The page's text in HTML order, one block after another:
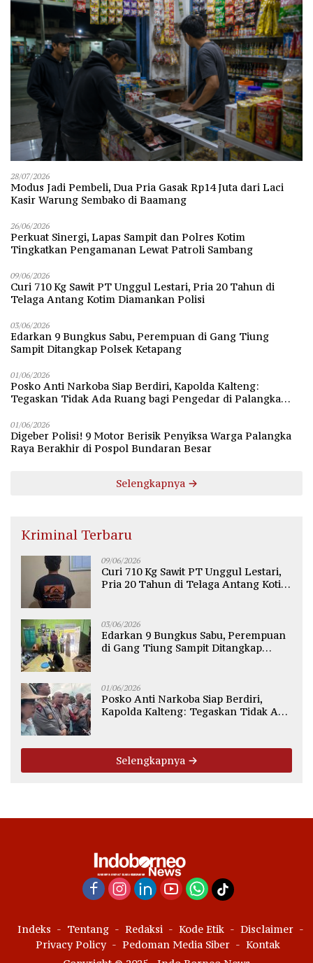
28/07/2026
Modus Jadi Pembeli, Dua Pria Gasak Rp14 Juta dari Laci
Kasir Warung Sembako di Baamang
26/06/2026
Perkuat Sinergi, Lapas Sampit dan Polres Kotim
Tingkatkan Pengamanan Lewat Patroli Sambang
09/06/2026
Curi 710 Kg Sawit PT Unggul Lestari, Pria 20 Tahun di
Telaga Antang Kotim Diamankan Polisi
03/06/2026
Edarkan 9 Bungkus Sabu, Perempuan di Gang Tiung
Sampit Ditangkap Polsek Ketapang
01/06/2026
Posko Anti Narkoba Siap Berdiri, Kapolda Kalteng:
Tegaskan Tidak Ada Ruang bagi Pengedar di Palangka
01/06/2026
Digeber Polisi! 9 Motor Berisik Penyiksa Warga Palangka
Raya Berakhir di Pospol Bundaran Besar
Selengkapnya
Kriminal Terbaru
09/06/2026
Curi 710 Kg Sawit PT Unggul Lestari,
Pria 20 Tahun di Telaga Antang Kotim
03/06/2026
Edarkan 9 Bungkus Sabu, Perempuan
di Gang Tiung Sampit Ditangkap
01/06/2026
Posko Anti Narkoba Siap Berdiri,
Kapolda Kalteng: Tegaskan Tidak Ada
Selengkapnya
Indeks Tentang Redaksi Kode Etik
Disclaimer
Privacy Policy
Pedoman Media Siber
Kontak